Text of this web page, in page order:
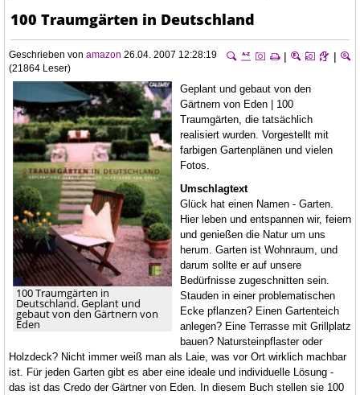
100 Traumgärten in Deutschland
| |
Geschrieben von amazon 26.04. 2007 12:28:19
(21864 Leser)
100 Traumgärten in
Deutschland. Geplant und
gebaut von den Gärtnern von
Eden
Geplant und gebaut von den
Gärtnern von Eden | 100
Traumgärten, die tatsächlich
realisiert wurden. Vorgestellt mit
farbigen Gartenplänen und vielen
Fotos.
Umschlagtext
Glück hat einen Namen - Garten.
Hier leben und entspannen wir, feiern
und genießen die Natur um uns
herum. Garten ist Wohnraum, und
darum sollte er auf unsere
Bedürfnisse zugeschnitten sein.
Stauden in einer problematischen
Ecke pflanzen? Einen Gartenteich
anlegen? Eine Terrasse mit Grillplatz
bauen? Natursteinpflaster oder
Holzdeck? Nicht immer weiß man als Laie, was vor Ort wirklich machbar
ist. Für jeden Garten gibt es aber eine ideale und individuelle Lösung -
das ist das Credo der Gärtner von Eden. In diesem Buch stellen sie 100